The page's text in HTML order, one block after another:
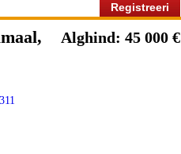
Registreeri
Alghind: 45 000 €